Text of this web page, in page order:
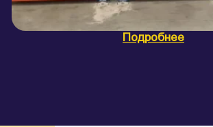
Подробнее